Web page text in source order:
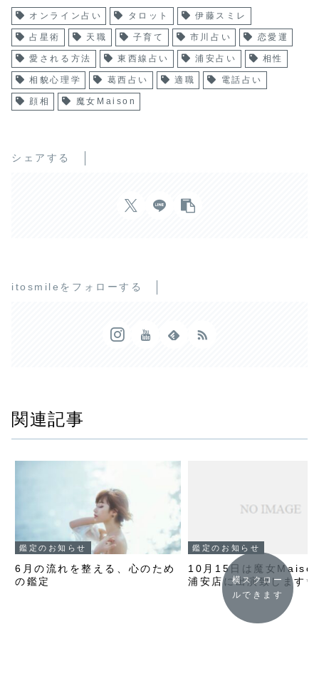
オンライン占い タロット 伊藤スミレ
占星術 天職 子育て 市川占い 恋愛運
愛される方法 東西線占い 浦安占い 相性
相貌心理学 葛西占い 適職 電話占い
顔相 魔女Maison
シェアする
itosmileをフォローする
関連記事
鑑定のお知らせ
6月の流れを整える、心のため
の鑑定
鑑定のお知らせ
10月15日は魔女
浦安店に出演致します✨
横スクロー
ルできます